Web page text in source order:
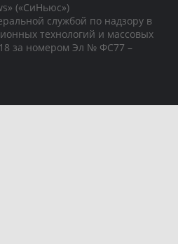
(«СиНьюс»)
службой по надзору в
технологий и массовых
за номером Эл № ФС77 –